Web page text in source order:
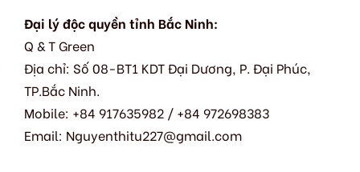
Đại lý độc quyền tỉnh Bắc Ninh:
Q & T Green
Địa chỉ: Số 08-BT1 KDT Đại Dương, P. Đại Phúc,
TP.Bắc Ninh.
Mobile: +84 917635982 / +84 972698383
Email: Nguyenthitu227@gmail.com